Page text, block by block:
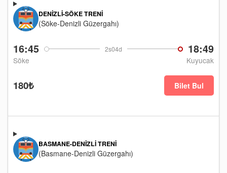
16:45 2s04d 18:49
Söke Kuyucak
DENIZLI-SÖKE TRENI
(Söke-Denizli Güzergahı)
180₺ Bilet Bul
BASMANE-DENIZLI TRENI
(Basmane-Denizli Güzergahı)